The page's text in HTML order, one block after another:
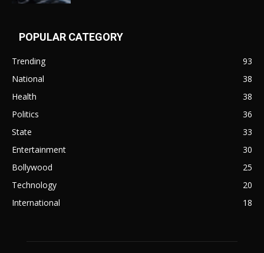
POPULAR CATEGORY
Trending
93
National
38
Health
38
Politics
36
State
33
Entertainment
30
Bollywood
25
Technology
20
International
18